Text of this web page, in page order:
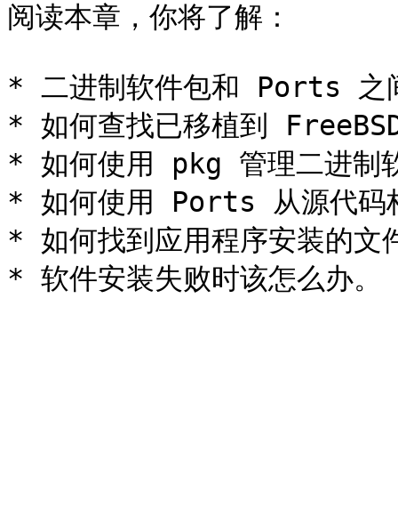
阅读本章，你将了解：
* 二进制软件包和 Ports 之
* 如何查找已移植到
* 如何使用 pkg 管理二进制
* 如何使用 Ports 从源代码
* 如何找到应用程序安装的文